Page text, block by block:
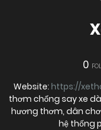
0
Website: https://
thơm chống say xe
hương thơm, dân
hệ thống